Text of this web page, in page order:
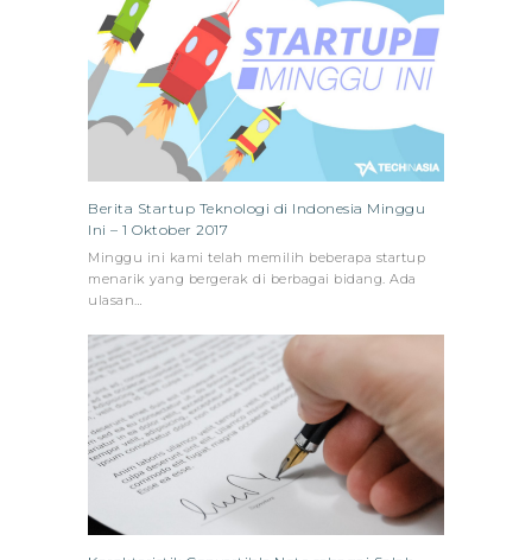
Berita Startup Teknologi di Indonesia Minggu
Ini – 1 Oktober 2017
Minggu ini kami telah memilih beberapa startup
menarik yang bergerak di berbagai bidang. Ada
ulasan…